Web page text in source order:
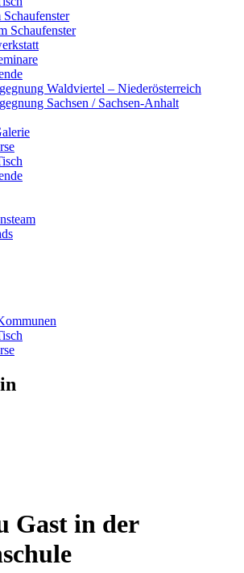
Schaufenster
Waldviertel – Niederösterreich
Sachsen / Sachsen-Anhalt
Gast in der